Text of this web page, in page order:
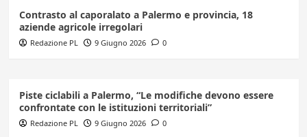
Contrasto al caporalato a Palermo e provincia, 18
aziende agricole irregolari
Redazione PL 9 Giugno 2026 0
Piste ciclabili a Palermo, “Le modifiche devono essere
confrontate con le istituzioni territoriali”
Redazione PL 9 Giugno 2026 0